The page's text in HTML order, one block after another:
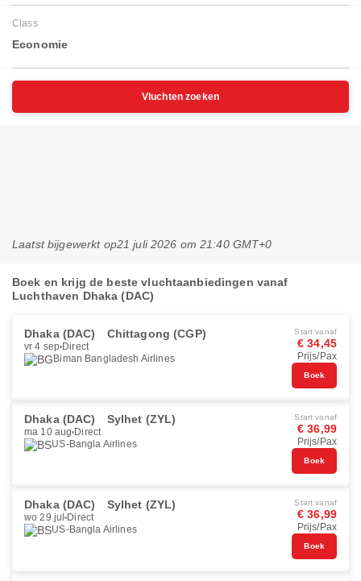
Class
Economie
Vluchten zoeken
Laatst bijgewerkt op21 juli 2026 om 21:40 GMT+0
Boek en krijg de beste vluchtaanbiedingen vanaf
Luchthaven Dhaka (DAC)
Dhaka (DAC) Chittagong (CGP)
vr 4 sep Direct
Biman Bangladesh Airlines
Start vanaf
€ 34,45
Prijs/Pax
Boek
Dhaka (DAC) Sylhet (ZYL)
ma 10 aug Direct
US-Bangla Airlines
Start vanaf
€ 36,99
Prijs/Pax
Boek
Dhaka (DAC) Sylhet (ZYL)
wo 29 jul Direct
US-Bangla Airlines
Start vanaf
€ 36,99
Prijs/Pax
Boek